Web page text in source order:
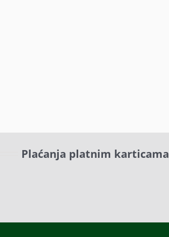
Plaćanja platnim karticama